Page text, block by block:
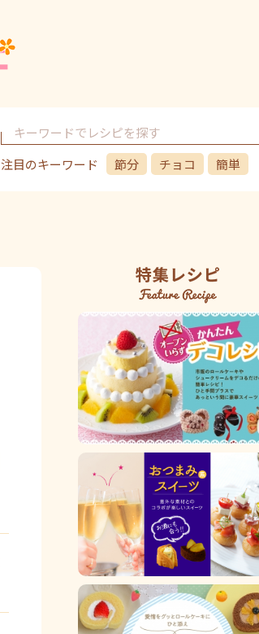
注目のキーワード 節分 チョコ 簡単